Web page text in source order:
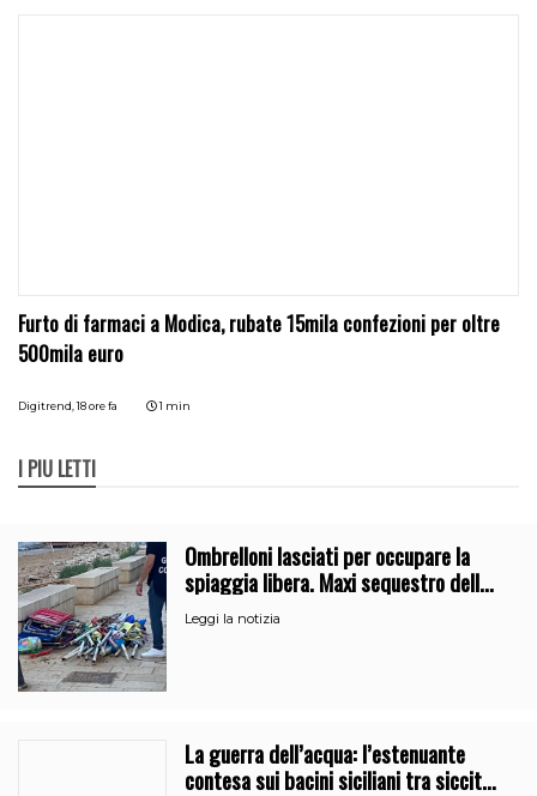
Furto di farmaci a Modica, rubate 15mila confezioni per oltre
500mila euro
Digitrend,18 ore fa 1 min
I PIÙ LETTI
Ombrelloni lasciati per occupare la
spiaggia libera. Maxi sequestro della
Guardia Costiera
Leggi la notizia
La guerra dell’acqua: l’estenuante
contesa sui bacini siciliani tra siccità